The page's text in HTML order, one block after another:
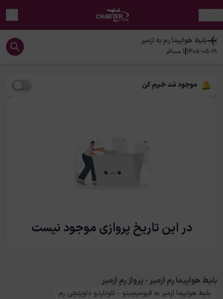
بلیط هواپیمارم به ازمیر
1405-05-19
|
1 مسافر
موجود شد خبرم کن
در این تاریخ پروازی موجود نیست
بلیط هواپیما رم ازمیر - پرواز رم ازمیر
بلیط هواپیما ازمیر به فیومیچینو – لئوناردو داوینچی رم